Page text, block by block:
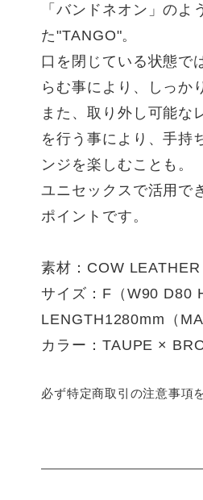
「バンドネオン」の
た"TANGO"。
口を閉じている状態で
らむ事により、しっか
また、取り外し可能な
を行う事により、手持
ンジを楽しむことも。
ユニセックスで活用で
ポイントです。
素材：COW
サイズ：F（W90 D80
LENGTH1280mm（
カラー：TAUPE ×
必ず特定商取引の注意事項